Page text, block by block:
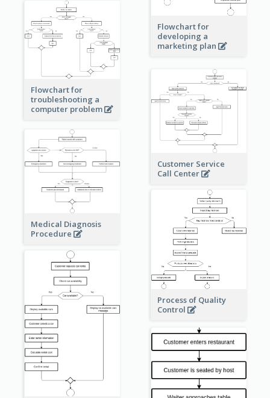
Flowchart for
developing a
marketing plan
Flowchart for
troubleshooting a
computer problem
Customer Service
Call Center
Medical Diagnosis
Procedure
Process of Quality
Control